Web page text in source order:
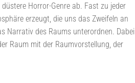
Horror-Genre ab. Fast zu jeder
erzeugt, die uns das Zweifeln an
Narrativ des Raums unterordnen. Dabei
Raum mit der Raumvorstellung, der